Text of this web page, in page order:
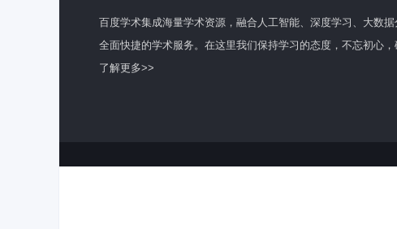
百度学术集成海量学术资源，融合人工智能、深度学习、大数
全面快捷的学术服务。在这里我们保持学习的态度，不忘初心，
了解更多>>